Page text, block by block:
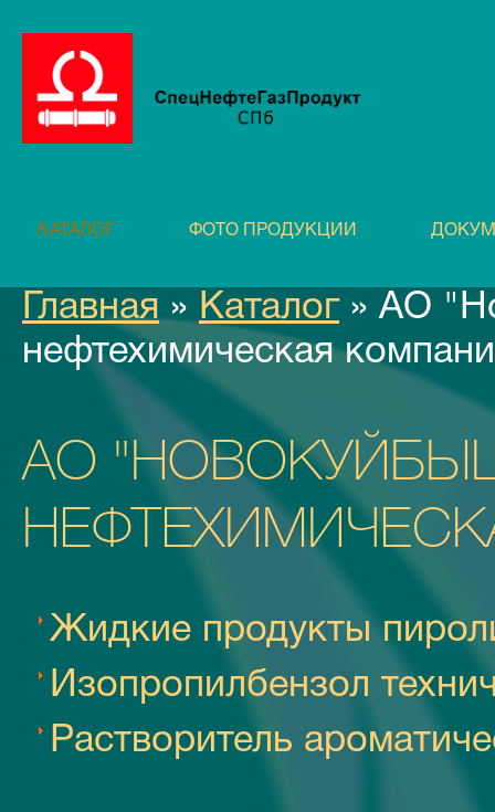
КАТАЛОГ ФОТО ПРОДУКЦИИ
Главная » Каталог» АО
нефтехимическая
АО
Жидкие продукты
Изопропилбензол
Растворитель